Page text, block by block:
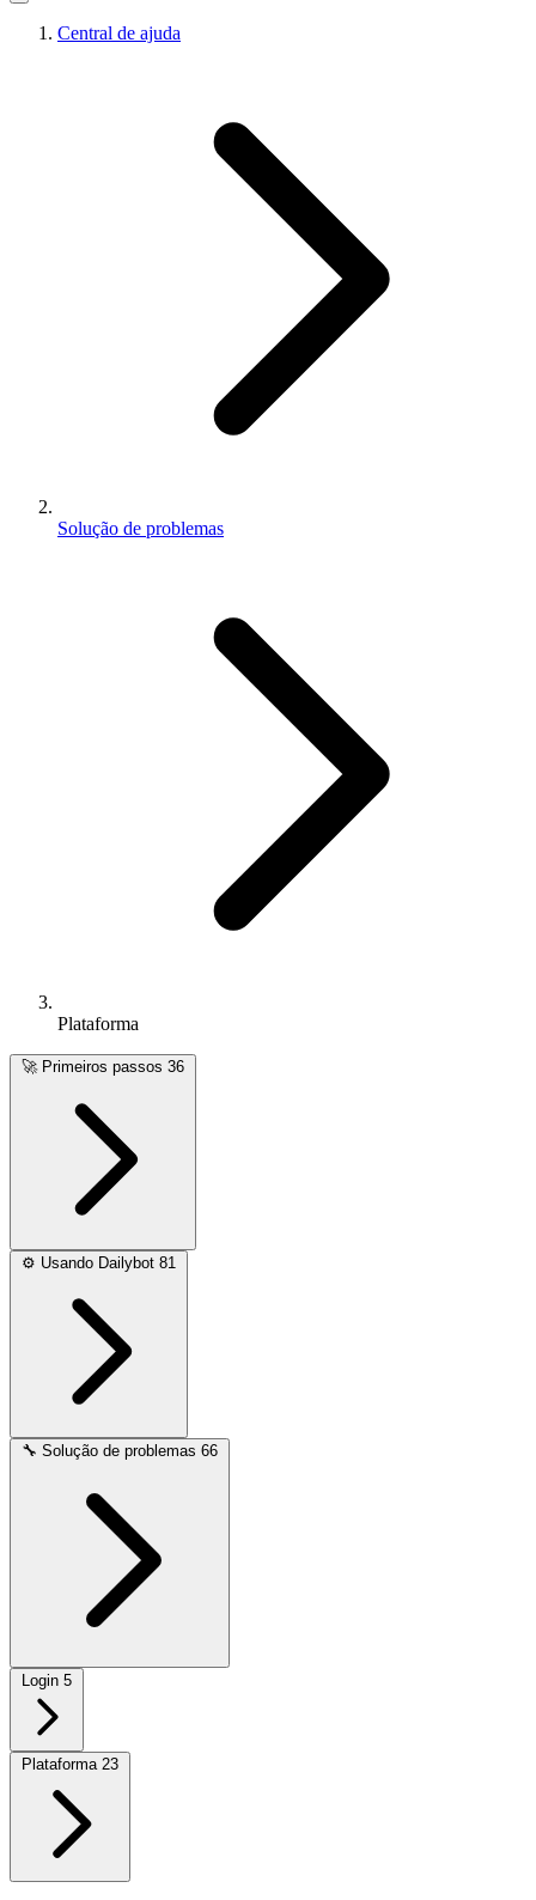
Central de ajuda
Solução de problemas
Plataforma
🚀 Primeiros passos 36
⚙️ Usando Dailybot 81
🔧 Solução de problemas 66
Login 5
Plataforma 23